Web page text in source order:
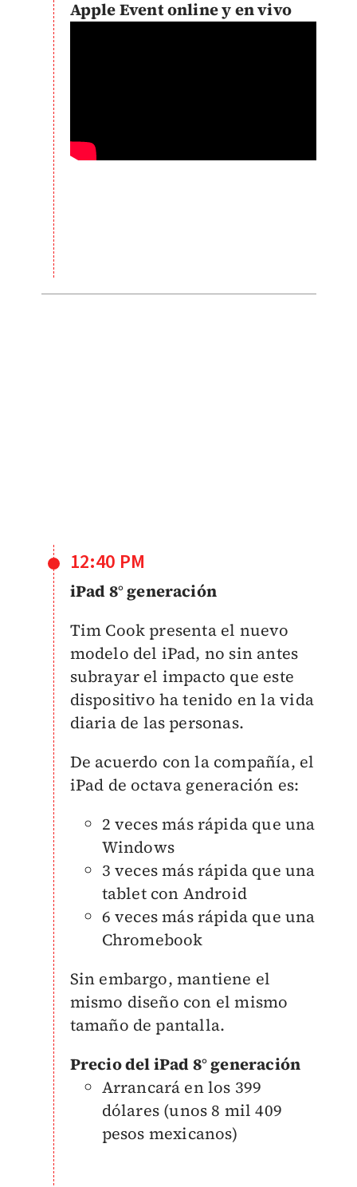
Apple Event online y en vivo
12:40 PM
iPad 8° generación
Tim Cook presenta el nuevo
modelo del iPad, no sin antes
subrayar el impacto que este
dispositivo ha tenido en la vida
diaria de las personas.
De acuerdo con la compañía, el
iPad de octava generación es:
2 veces más rápida que una
Windows
3 veces más rápida que una
tablet con Android
6 veces más rápida que una
Chromebook
Sin embargo, mantiene el
mismo diseño con el mismo
tamaño de pantalla.
Precio del iPad 8° generación
Arrancará en los 399
dólares (unos 8 mil 409
pesos mexicanos)